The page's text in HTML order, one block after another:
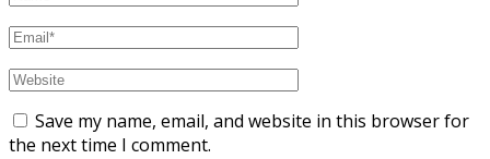
Save my name, email, and website in this browser for
the next time I comment.